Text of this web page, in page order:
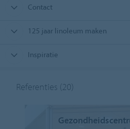
Contact
125 jaar linoleum maken
Inspiratie
Referenties (20)